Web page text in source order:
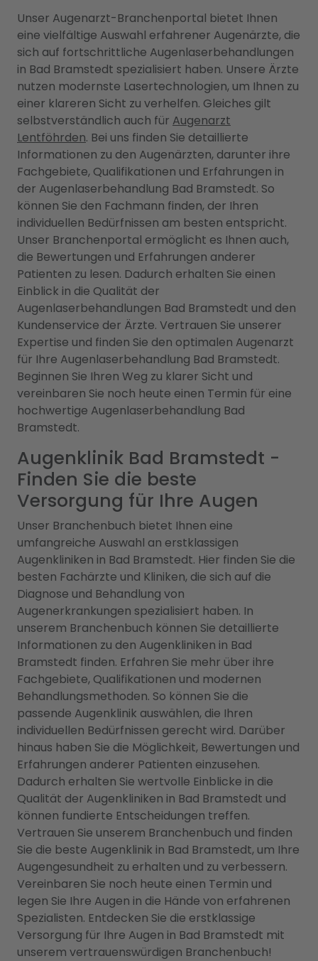
Unser Augenarzt-Branchenportal bietet Ihnen
eine vielfältige Auswahl erfahrener Augenärzte, die
sich auf fortschrittliche Augenlaserbehandlungen
in Bad Bramstedt spezialisiert haben. Unsere Ärzte
nutzen modernste Lasertechnologien, um Ihnen zu
einer klareren Sicht zu verhelfen. Gleiches gilt
selbstverständlich auch für Augenarzt
Lentföhrden. Bei uns finden Sie detaillierte
Informationen zu den Augenärzten, darunter ihre
Fachgebiete, Qualifikationen und Erfahrungen in
der Augenlaserbehandlung Bad Bramstedt. So
können Sie den Fachmann finden, der Ihren
individuellen Bedürfnissen am besten entspricht.
Unser Branchenportal ermöglicht es Ihnen auch,
die Bewertungen und Erfahrungen anderer
Patienten zu lesen. Dadurch erhalten Sie einen
Einblick in die Qualität der
Augenlaserbehandlungen Bad Bramstedt und den
Kundenservice der Ärzte. Vertrauen Sie unserer
Expertise und finden Sie den optimalen Augenarzt
für Ihre Augenlaserbehandlung Bad Bramstedt.
Beginnen Sie Ihren Weg zu klarer Sicht und
vereinbaren Sie noch heute einen Termin für eine
hochwertige Augenlaserbehandlung Bad
Bramstedt.
Augenklinik Bad Bramstedt -
Finden Sie die beste
Versorgung für Ihre Augen
Unser Branchenbuch bietet Ihnen eine
umfangreiche Auswahl an erstklassigen
Augenkliniken in Bad Bramstedt. Hier finden Sie die
besten Fachärzte und Kliniken, die sich auf die
Diagnose und Behandlung von
Augenerkrankungen spezialisiert haben. In
unserem Branchenbuch können Sie detaillierte
Informationen zu den Augenkliniken in Bad
Bramstedt finden. Erfahren Sie mehr über ihre
Fachgebiete, Qualifikationen und modernen
Behandlungsmethoden. So können Sie die
passende Augenklinik auswählen, die Ihren
individuellen Bedürfnissen gerecht wird. Darüber
hinaus haben Sie die Möglichkeit, Bewertungen und
Erfahrungen anderer Patienten einzusehen.
Dadurch erhalten Sie wertvolle Einblicke in die
Qualität der Augenkliniken in Bad Bramstedt und
können fundierte Entscheidungen treffen.
Vertrauen Sie unserem Branchenbuch und finden
Sie die beste Augenklinik in Bad Bramstedt, um Ihre
Augengesundheit zu erhalten und zu verbessern.
Vereinbaren Sie noch heute einen Termin und
legen Sie Ihre Augen in die Hände von erfahrenen
Spezialisten. Entdecken Sie die erstklassige
Versorgung für Ihre Augen in Bad Bramstedt mit
unserem vertrauenswürdigen Branchenbuch!